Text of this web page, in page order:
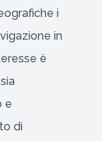
i
in
è
e
di